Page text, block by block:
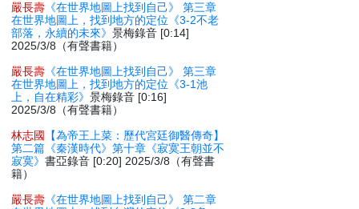
嚴長壽 《在世界地圖上找到自己》 第三章
在世界地圖上，找到地方的定位《3-2不老
部落，永續的未來》景梅錄音 [0:14]
2025/3/8（有聲書籍）
嚴長壽 《在世界地圖上找到自己》 第三章
在世界地圖上，找到地方的定位《3-1池
上，自在精彩》景梅錄音 [0:16]
2025/3/8（有聲書籍）
林志國
【為帝王上菜：歷代宮廷御醫傳奇】
第二篇《秦漢時代》第十章《寂寞王朝並不
寂寞》書亞錄音 [0:20] 2025/3/8（有聲書
籍）
嚴長壽 《在世界地圖上找到自己》 第二章